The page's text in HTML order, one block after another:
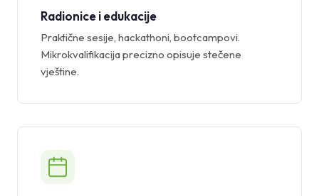
Radionice i edukacije
Praktične sesije, hackathoni, bootcampovi.
Mikrokvalifikacija precizno opisuje stečene
vještine.